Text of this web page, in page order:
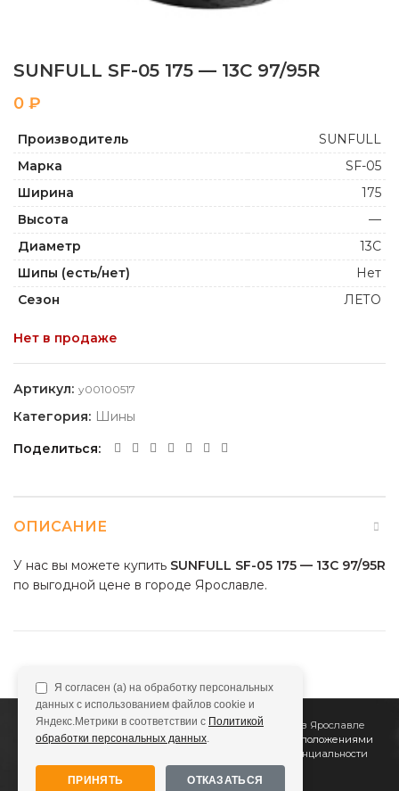
SUNFULL SF-05 175 — 13C 97/95R
₽
Производитель
SUNFULL
Марка
SF-05
Ширина
175
Высота
—
Диаметр
13C
Шипы (есть/нет)
Нет
Сезон
ЛЕТО
Нет в продаже
Артикул: y00100517
Категория: Шины
Поделиться
ОПИСАНИЕ
У нас вы можете купить SUNFULL SF-05 175 — 13C 97/95R
по выгодной цене в городе Ярославле.
2011Все Колёса Интернет-магазин шин и дисков в Ярославле
Сайт не является публичной офертой, определяемой положениями
Политике конфиденциальности
Я согласен (а) на обработку персональных
данных с использованием файлов cookie и
Яндекс.Метрики в соответствии с Политикой
обработки персональных данных.
ПРИНЯТЬ ОТКАЗАТЬСЯ